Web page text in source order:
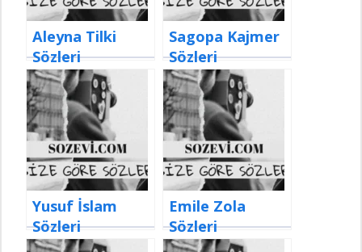
Aleyna Tilki
Sözleri
Sagopa Kajmer
Sözleri
Yusuf İslam
Sözleri
Emile Zola
Sözleri